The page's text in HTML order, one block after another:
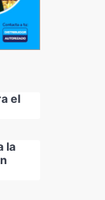
el
la